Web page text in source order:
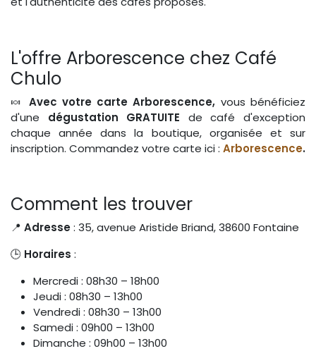
L'offre Arborescence chez Café
Chulo
🍬 Avec votre carte Arborescence, vous bénéficiez
d'une dégustation GRATUITE de café d'exception
chaque année dans la boutique, organisée et sur
inscription. Commandez votre carte ici : Arborescence.
Comment les trouver
📍 Adresse: 35, avenue Aristide Briand, 38600 Fontaine
🕒 Horaires :
Mercredi : 08h30 – 18h00
Jeudi : 08h30 – 13h00
Vendredi : 08h30 – 13h00
Samedi : 09h00 – 13h00
Dimanche : 09h00 – 13h00